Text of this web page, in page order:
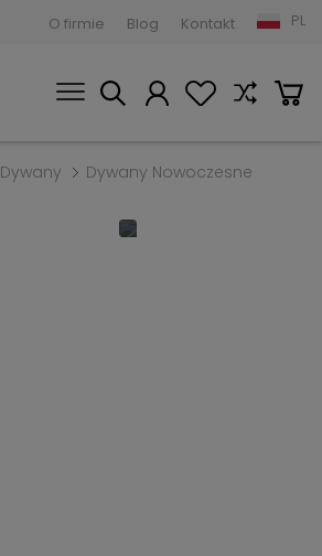
O firmie Blog Kontakt PL
Dywany Dywany Nowoczesne